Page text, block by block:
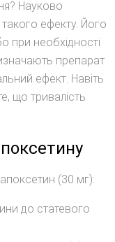
Науково
ефекту. Його
при необхідності
препарат
ефект. Навіть
що тривалість
(30 мг):
до статевого